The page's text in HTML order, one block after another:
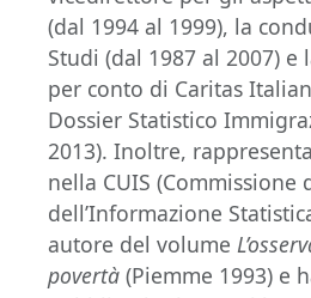
(dal 1994 al 1999), la
Studi (dal 1987 al 2007) e
per conto di Caritas
Dossier Statistico
2013). Inoltre,
nella CUIS (Commissione
dell’Informazione
autore del volume
povertà (Piemme 1993) e